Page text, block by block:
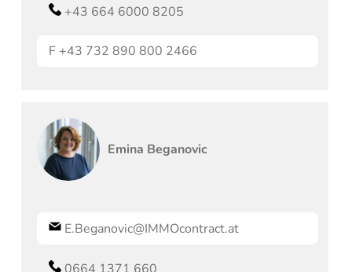
+43 664 6000 8205
F +43 732 890 800 2466
Emina Beganovic
E.Beganovic@IMMOcontract.at
0664 1371 660